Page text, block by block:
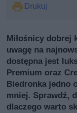
Drukuj
Miłośnicy dobrej
uwagę na
dostępna jest
Premium oraz
Biedronka jedno
mniej. Sprawdź,
dlaczego warto